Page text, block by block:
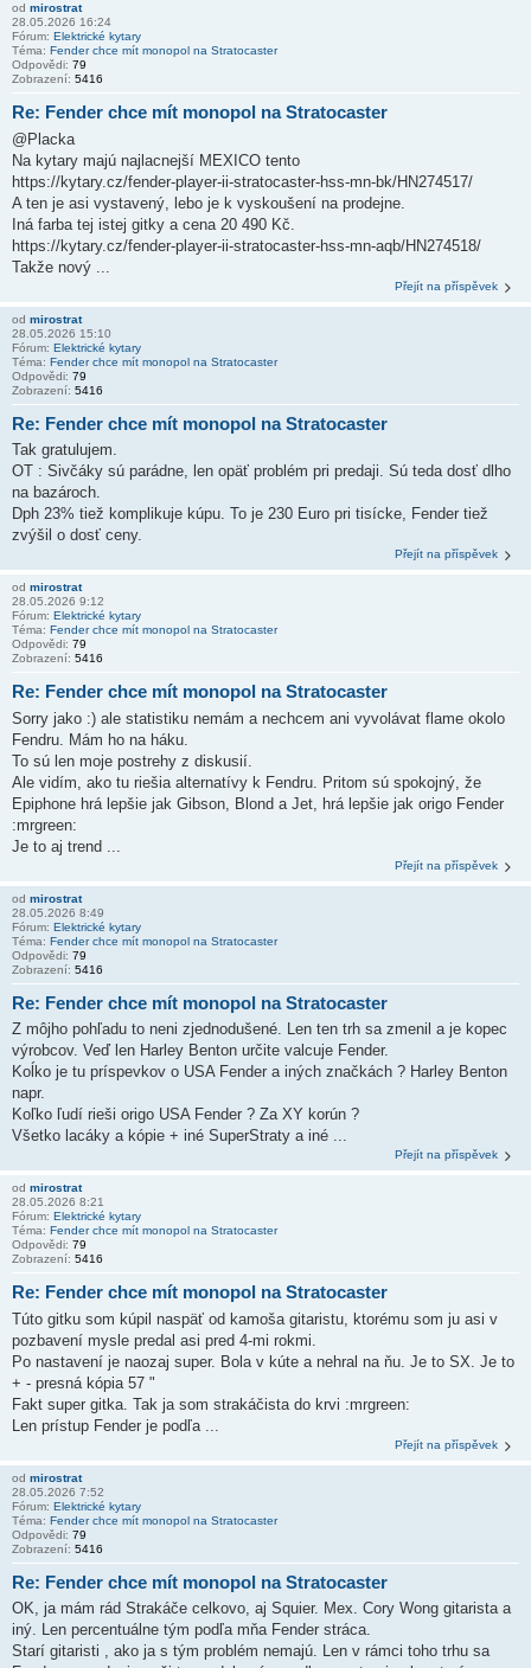
od mirostrat
28.05.2026 16:24
Fórum: Elektrické kytary
Téma: Fender chce mít monopol na Stratocaster
Odpovědi: 79
Zobrazení: 5416
Re: Fender chce mít monopol na Stratocaster
@Placka
Na kytary majú najlacnejší MEXICO tento
https://kytary.cz/fender-player-ii-stratocaster-hss-mn-bk/HN274517/
A ten je asi vystavený, lebo je k vyskoušení na prodejne.
Iná farba tej istej gitky a cena 20 490 Kč.
https://kytary.cz/fender-player-ii-stratocaster-hss-mn-aqb/HN274518/
Takže nový ...
Přejít na příspěvek
od mirostrat
28.05.2026 15:10
Fórum: Elektrické kytary
Téma: Fender chce mít monopol na Stratocaster
Odpovědi: 79
Zobrazení: 5416
Re: Fender chce mít monopol na Stratocaster
Tak gratulujem.
OT : Sivčáky sú parádne, len opäť problém pri predaji. Sú teda dosť dlho
na bazároch.
Dph 23% tiež komplikuje kúpu. To je 230 Euro pri tisícke, Fender tiež
zvýšil o dosť ceny.
Přejít na příspěvek
od mirostrat
28.05.2026 9:12
Fórum: Elektrické kytary
Téma: Fender chce mít monopol na Stratocaster
Odpovědi: 79
Zobrazení: 5416
Re: Fender chce mít monopol na Stratocaster
Sorry jako :) ale statistiku nemám a nechcem ani vyvolávat flame okolo
Fendru. Mám ho na háku.
To sú len moje postrehy z diskusií.
Ale vidím, ako tu riešia alternatívy k Fendru. Pritom sú spokojný, že
Epiphone hrá lepšie jak Gibson, Blond a Jet, hrá lepšie jak origo Fender
:mrgreen:
Je to aj trend ...
Přejít na příspěvek
od mirostrat
28.05.2026 8:49
Fórum: Elektrické kytary
Téma: Fender chce mít monopol na Stratocaster
Odpovědi: 79
Zobrazení: 5416
Re: Fender chce mít monopol na Stratocaster
Z môjho pohľadu to neni zjednodušené. Len ten trh sa zmenil a je kopec
výrobcov. Veď len Harley Benton určite valcuje Fender.
Koĺko je tu príspevkov o USA Fender a iných značkách ? Harley Benton
napr.
Koľko ľudí rieši origo USA Fender ? Za XY korún ?
Všetko lacáky a kópie + iné SuperStraty a iné ...
Přejít na příspěvek
od mirostrat
28.05.2026 8:21
Fórum: Elektrické kytary
Téma: Fender chce mít monopol na Stratocaster
Odpovědi: 79
Zobrazení: 5416
Re: Fender chce mít monopol na Stratocaster
Túto gitku som kúpil naspäť od kamoša gitaristu, ktorému som ju asi v
pozbavení mysle predal asi pred 4-mi rokmi.
Po nastavení je naozaj super. Bola v kúte a nehral na ňu. Je to SX. Je to
+ - presná kópia 57 "
Fakt super gitka. Tak ja som strakáčista do krvi :mrgreen:
Len prístup Fender je podľa ...
Přejít na příspěvek
od mirostrat
28.05.2026 7:52
Fórum: Elektrické kytary
Téma: Fender chce mít monopol na Stratocaster
Odpovědi: 79
Zobrazení: 5416
Re: Fender chce mít monopol na Stratocaster
OK, ja mám rád Strakáče celkovo, aj Squier. Mex. Cory Wong gitarista a
iný. Len percentuálne tým podľa mňa Fender stráca.
Starí gitaristi , ako ja s tým problém nemajú. Len v rámci toho trhu sa